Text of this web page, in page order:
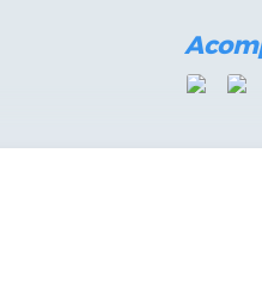
Internas